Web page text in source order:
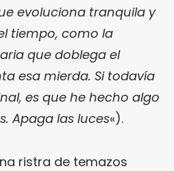
evoluciona tranquila y
tiempo, como la
que doblega el
esa mierda. Si todavía
es que he hecho algo
Apaga las luces«).
ristra de temazos